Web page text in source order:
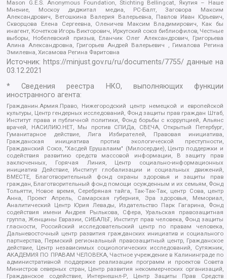
Mason G.E.S. Anonymous Foundation, Stichting Bellingcat, Якутия – Наше
Мнение, Москоу диджитал медиа, РС-Балт, Заговора Максим
Александрович, Ветошкина Валерия Валерьевна, Павлов Иван Юрьевич,
Скворцова Елена Сергеевна, Оленичев Максим Владимирович, Как бы
инагент, Кочетков Игорь Викторович, Иркутский союз библиофилов, Честные
выборы, Нобелевский призыв, Еланчик Олег Александрович, Григорьева
Алина Александровна, Григорьев Андрей Валерьевич , Гималова Регина
Эмилевна, Хисамова Регина Фаритовна
Источник: https://minjust.gov.ru/ru/documents/7755/ данные на
03.12.2021
* Сведения реестра НКО, выполняющих функции
иностранного агента:
Гражданин.Армия.Право, Нижегородский центр немецкой и европейской
культуры, Центр гендерных исследований, Фонд защиты прав граждан Штаб,
Институт права и публичной политики, Фонд борьбы с коррупцией, Альянс
врачей, НАСИЛИЮ.НЕТ, Мы против СПИДа, СВЕЧА, Открытый Петербург,
Гуманитарное действие, Лига Избирателей, Правовая инициатива,
Гражданская инициатива против экологической преступности,
Гражданский Союз, "Хасдей Ерушалаим" (Милосердие), Центр поддержки и
содействия развитию средств массовой информации, В защиту прав
заключенных, Горячая Линия, Центр социально-информационных
инициатив Действие, Институт глобализации и социальных движений,
ВМЕСТЕ, Благотворительный фонд охраны здоровья и защиты прав
граждан, Благотворительный фонд помощи осужденным и их семьям, Фонд
Тольятти, Новое время, Серебряная тайга, Так-Так-Так, центр Сова, центр
Анна, Проект Апрель, Самарская губерния, Эра здоровья, Мемориал,
Аналитический Центр Юрия Левады, Издательство Парк Гагарина, Фонд
содействия имени Андрея Рылькова, Сфера, Уральская правозащитная
группа, Женщины Евразии, СИБАЛЬТ, Институт прав человека, Фонд защиты
гласности, Российский исследовательский центр по правам человека,
Дальневосточный центр развития гражданских инициатив и социального
партнерства, Пермский региональный правозащитный центр, Гражданское
действие, Центр независимых социологических исследований, Сутяжник,
АКАДЕМИЯ ПО ПРАВАМ ЧЕЛОВЕКА, Частное учреждение в Калининграде по
административной поддержке реализации программ и проектов Совета
Министров северных стран, Центр развития некоммерческих организаций,
Гражданское содействие, Интернешнл-Р, Центр Защиты Прав Средств